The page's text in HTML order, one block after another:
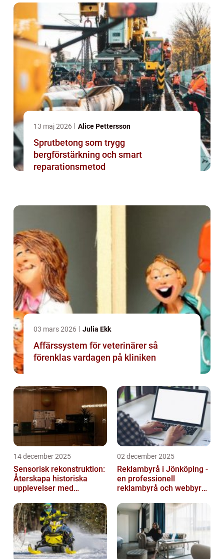
13 maj 2026 Alice Pettersson
Sprutbetong som trygg
bergförstärkning och smart
reparationsmetod
03 mars 2026 Julia Ekk
Affärssystem för veterinärer så
förenklas vardagen på kliniken
14 december 2025
Sensorisk rekonstruktion:
Återskapa historiska
upplevelser med
02 december 2025
Reklambyrå i Jönköping -
en professionell
reklambyrå och webbyrå
kommunikati...